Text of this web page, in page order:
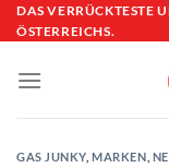
Skip
to
DAS VERRÜCKTESTE
ÖSTERREICHS.
GAS JUNKY ,MARKEN